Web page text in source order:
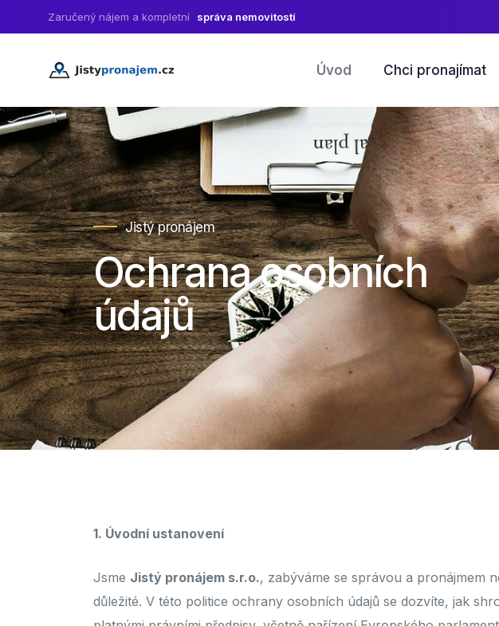
Zaručený nájem a kompletní správa nemovitostí
Úvod Chci pronajímat
Jistý pronájem
Ochrana osobních
údajů
1. Úvodní ustanovení
Jsme Jistý pronájem s.r.o., zabýváme se správou a pronájmem
důležité. V této politice ochrany osobních údajů se dozvíte, jak